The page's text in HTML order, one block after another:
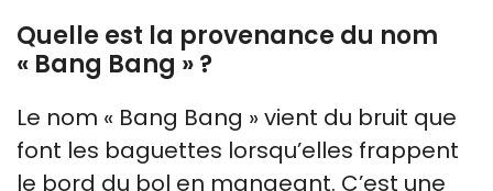
Quelle est la provenance du nom
« Bang Bang » ?
Le nom « Bang Bang » vient du bruit que
font les baguettes lorsqu’elles frappent
le bord du bol en mangeant. C’est une